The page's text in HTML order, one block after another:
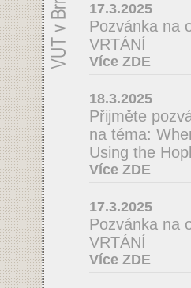
17.3.2025
Pozvánka na
VRTÁNÍ
Více ZDE
18.3.2025
Přijměte
na téma:
Using the
Více ZDE
17.3.2025
Pozvánka na
VRTÁNÍ
Více ZDE